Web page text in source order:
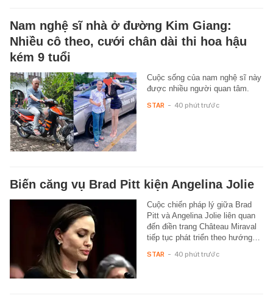
Nam nghệ sĩ nhà ở đường Kim Giang:
Nhiều cô theo, cưới chân dài thi hoa hậu
kém 9 tuổi
Cuộc sống của nam nghệ sĩ này
được nhiều người quan tâm.
STAR - 40 phút trước
Biến căng vụ Brad Pitt kiện Angelina Jolie
Cuộc chiến pháp lý giữa Brad
Pitt và Angelina Jolie liên quan
đến điền trang Château Miraval
tiếp tục phát triển theo hướng…
STAR - 40 phút trước